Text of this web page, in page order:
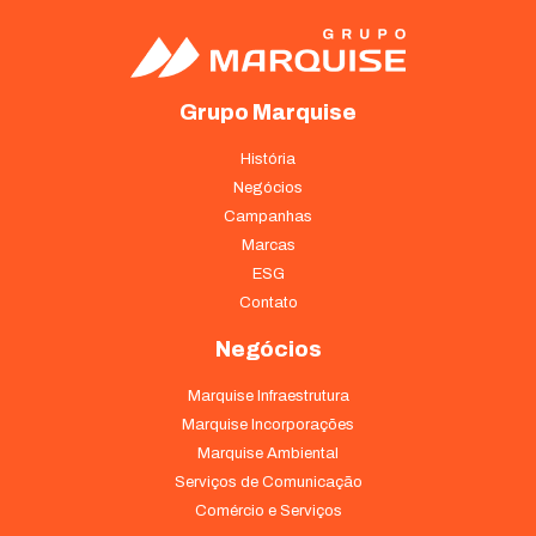
Grupo Marquise
História
Negócios
Campanhas
Marcas
ESG
Contato
Negócios
Marquise Infraestrutura
Marquise Incorporações
Marquise Ambiental
Serviços de Comunicação
Comércio e Serviços